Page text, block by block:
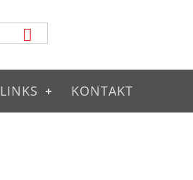
LINKS KONTAKT